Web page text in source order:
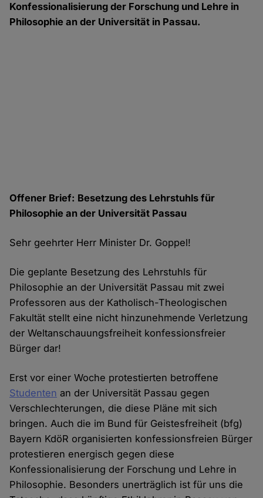
Konfessionalisierung der Forschung und Lehre in
Philosophie an der Universität in Passau.
Offener Brief: Besetzung des Lehrstuhls für
Philosophie an der Universität Passau
Sehr geehrter Herr Minister Dr. Goppel!
Die geplante Besetzung des Lehrstuhls für
Philosophie an der Universität Passau mit zwei
Professoren aus der Katholisch-Theologischen
Fakultät stellt eine nicht hinzunehmende Verletzung
der Weltanschauungsfreiheit konfessionsfreier
Bürger dar!
Erst vor einer Woche protestierten betroffene
Studenten an der Universität Passau gegen
Verschlechterungen, die diese Pläne mit sich
bringen. Auch die im Bund für Geistesfreiheit (bfg)
Bayern KdöR organisierten konfessionsfreien Bürger
protestieren energisch gegen diese
Konfessionalisierung der Forschung und Lehre in
Philosophie. Besonders unerträglich ist für uns die